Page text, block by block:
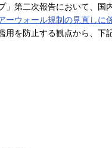
」第二次報告において、国
ーウォール規制の見直しに
用を防止する観点から、下